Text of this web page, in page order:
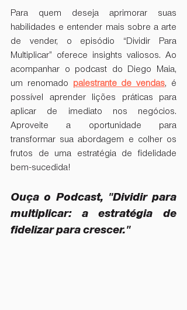
Para quem deseja aprimorar suas
habilidades e entender mais sobre a arte
de vender, o episódio “Dividir Para
Multiplicar” oferece insights valiosos. Ao
acompanhar o podcast do Diego Maia,
um renomado palestrante de vendas, é
possível aprender lições práticas para
aplicar de imediato nos negócios.
Aproveite a oportunidade para
transformar sua abordagem e colher os
frutos de uma estratégia de fidelidade
bem-sucedida!
Ouça o Podcast, "Dividir para
multiplicar: a estratégia de
fidelizar para crescer."